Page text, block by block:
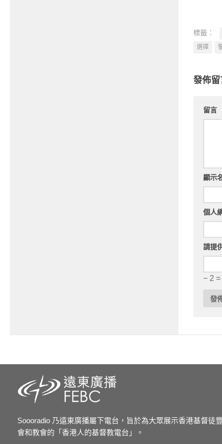
標籤：
選擇
發佈留
留言
顯示
個人
請提
− 2 =
Soooradio 乃遠東廣播屬下電台，旨於為大眾展示香港基督徒
會和教會的「香港人的基督教電台」。